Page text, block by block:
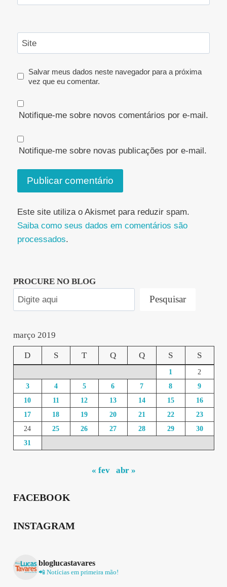
Site
Salvar meus dados neste navegador para a próxima
vez que eu comentar.
Notifique-me sobre novos comentários por e-mail.
Notifique-me sobre novas publicações por e-mail.
Este site utiliza o Akismet para reduzir spam.
Saiba como seus dados em comentários são
processados.
PROCURE NO BLOG
Pesquisar
março 2019
D S T Q Q S S
1
2
3
4 5 6 7 8
9
10
11 12 13 14 15
16
17
18 19 20 21 22
23
24
25 26 27 28 29
30
31
« fev abr »
FACEBOOK
INSTAGRAM
bloglucastavares
📲 Notícias em primeira mão!